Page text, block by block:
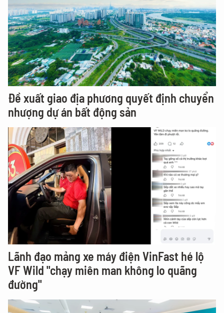
Đề xuất giao địa phương quyết định chuyển
nhượng dự án bất động sản
Lãnh đạo mảng xe máy điện VinFast hé lộ
VF Wild "chạy miên man không lo quãng
đường"